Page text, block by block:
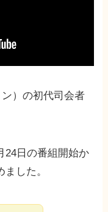
）の初代司会者
24日の番組開始か
した。